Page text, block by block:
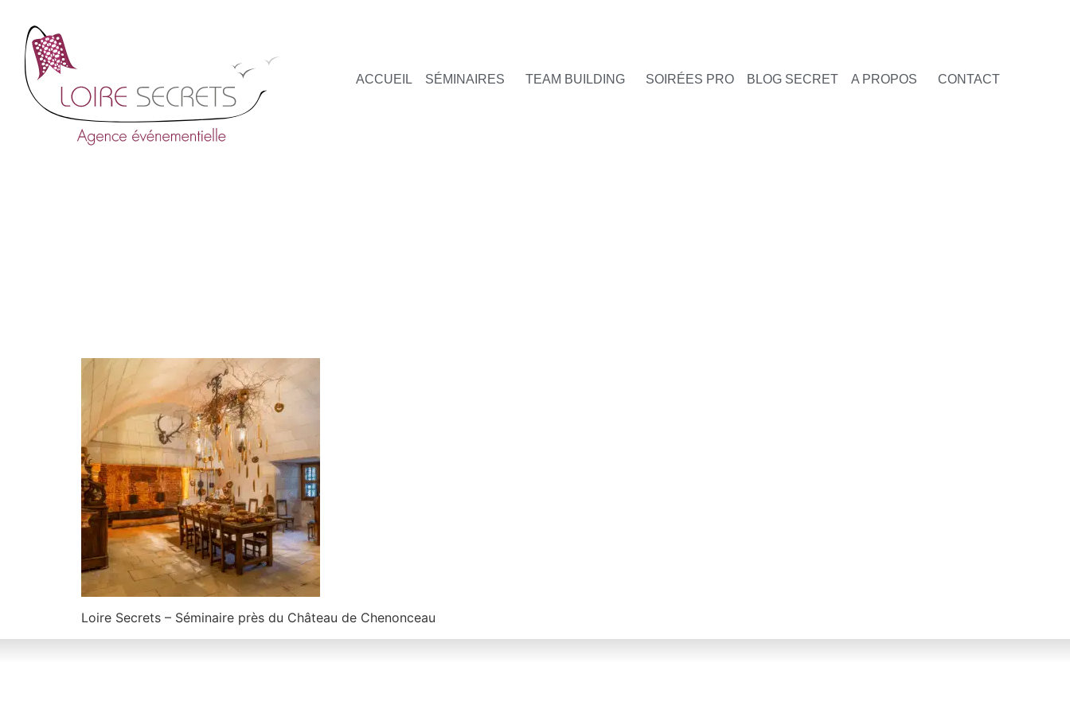
ACCUEIL SÉMINAIRES TEAM BUILDING SOIRÉES PRO BLOG SECRET A PROPOS CONTACT
Loire Secrets – Séminaire près du Château de Chenonceau